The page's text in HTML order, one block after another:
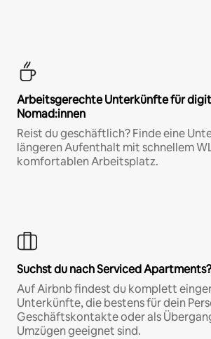
Arbeitsgerechte Unterkünfte für
Nomad:innen
Reist du geschäftlich? Finde eine
längeren Aufenthalt mit schnellem
komfortablen Arbeitsplatz.
Suchst du nach Serviced Apartments?
Auf Airbnb findest du komplett
Unterkünfte, die bestens für dein
Geschäftskontakte oder als
Umzügen geeignet sind.